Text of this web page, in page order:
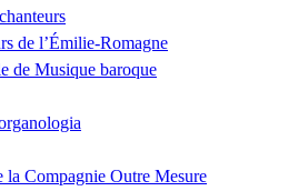
de l’Émilie-Romagne
de Musique baroque
la Compagnie Outre Mesure